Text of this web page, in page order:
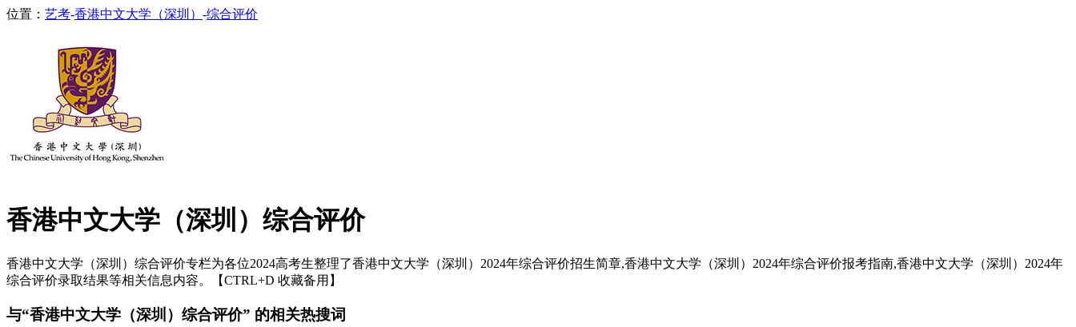
位置： 艺考-香港中文大学（深圳） -综合评价
香港中文大学（深圳）综合评价
香港中文大学（深圳）综合评价专栏为各位2024高考生整理了香港中文大学（深圳）2024年综合评价招生简章,香港中文大学（深圳）2024年综合评价报考指南,香港中文大学（深圳）2024年
综合评价录取结果等相关信息内容。【CTRL+D 收藏备用】
与“香港中文大学（深圳）综合评价” 的相关热搜词